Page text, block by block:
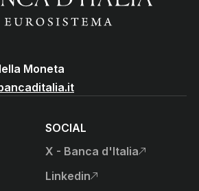
Moneta
SOCIAL
X - Banca d'Italia
, apre sito esterno in nuova
Linkedin
, apre sito esterno in nuova